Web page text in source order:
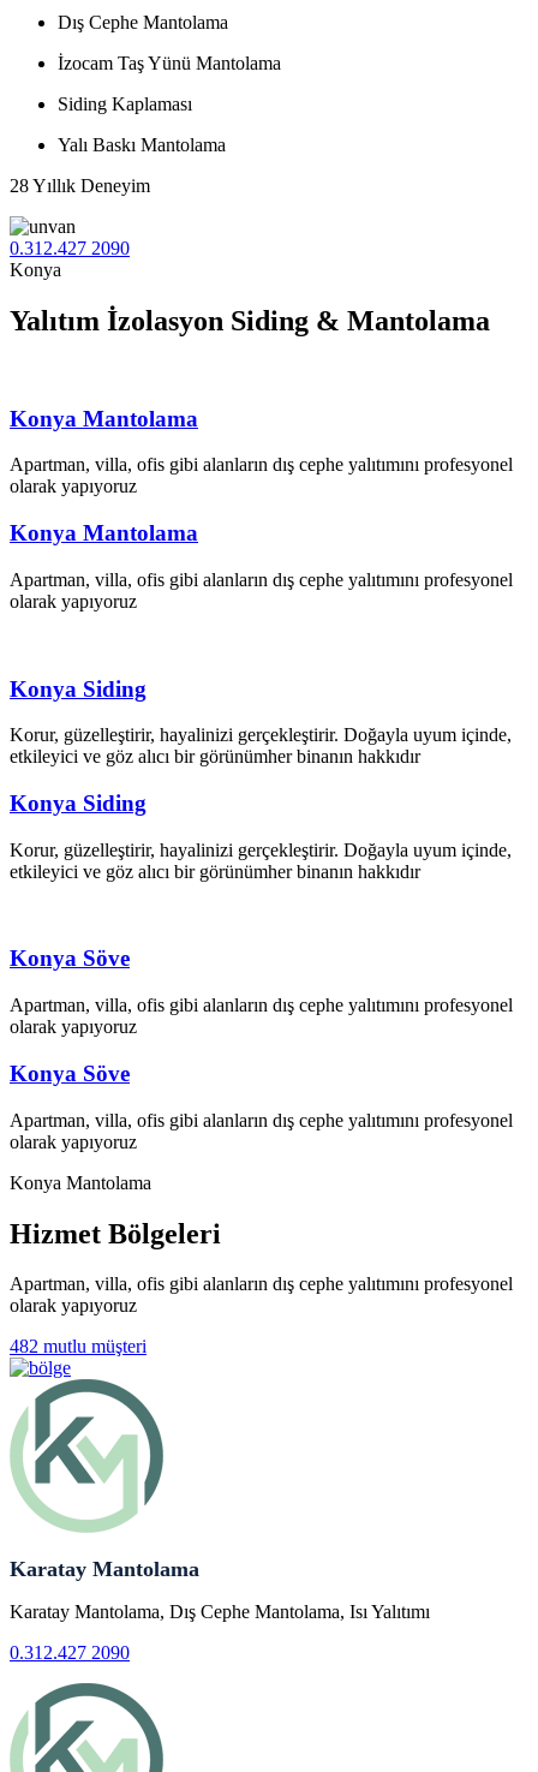
Dış Cephe Mantolama
İzocam Taş Yünü Mantolama
Siding Kaplaması
Yalı Baskı Mantolama
28 Yıllık Deneyim
0.312.427 2090
Konya
Yalıtım İzolasyon Siding & Mantolama
Konya Mantolama
Apartman, villa, ofis gibi alanların dış cephe yalıtımını profesyonel
olarak yapıyoruz
Konya Mantolama
Apartman, villa, ofis gibi alanların dış cephe yalıtımını profesyonel
olarak yapıyoruz
Konya Siding
Korur, güzelleştirir, hayalinizi gerçekleştirir. Doğayla uyum içinde,
etkileyici ve göz alıcı bir görünümher binanın hakkıdır
Konya Siding
Korur, güzelleştirir, hayalinizi gerçekleştirir. Doğayla uyum içinde,
etkileyici ve göz alıcı bir görünümher binanın hakkıdır
Konya Söve
Apartman, villa, ofis gibi alanların dış cephe yalıtımını profesyonel
olarak yapıyoruz
Konya Söve
Apartman, villa, ofis gibi alanların dış cephe yalıtımını profesyonel
olarak yapıyoruz
Konya Mantolama
Hizmet Bölgeleri
Apartman, villa, ofis gibi alanların dış cephe yalıtımını profesyonel
olarak yapıyoruz
482 mutlu müşteri
Karatay Mantolama
Karatay Mantolama, Dış Cephe Mantolama, Isı Yalıtımı
0.312.427 2090